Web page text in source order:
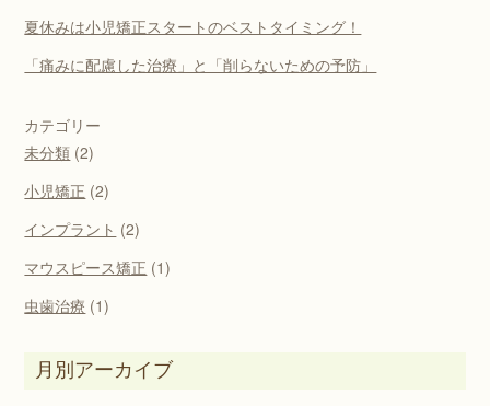
夏休みは小児矯正スタートのベストタイミング！
「痛みに配慮した治療」と「削らないための予防」
カテゴリー
未分類 (2)
小児矯正 (2)
インプラント (2)
マウスピース矯正 (1)
虫歯治療 (1)
月別アーカイブ